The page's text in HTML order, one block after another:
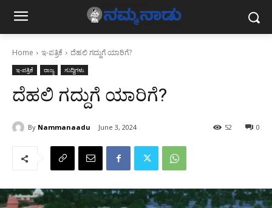
Home ಇ-ಪತ್ರಿಕೆ ದೆಹಲಿ ಗದ್ದುಗೆ ಯಾರಿಗೆ?
ಇ-ಪತ್ರಿಕೆ ರಾಜ್ಯ ಸುದ್ದಿಗಳು
ದೆಹಲಿ ಗದ್ದುಗೆ ಯಾರಿಗೆ?
By Nammanaadu June 3, 2024 0
52